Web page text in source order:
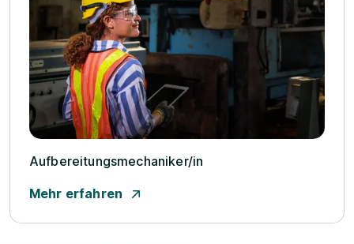
Aufbereitungsmechaniker/­in
Mehr erfahren